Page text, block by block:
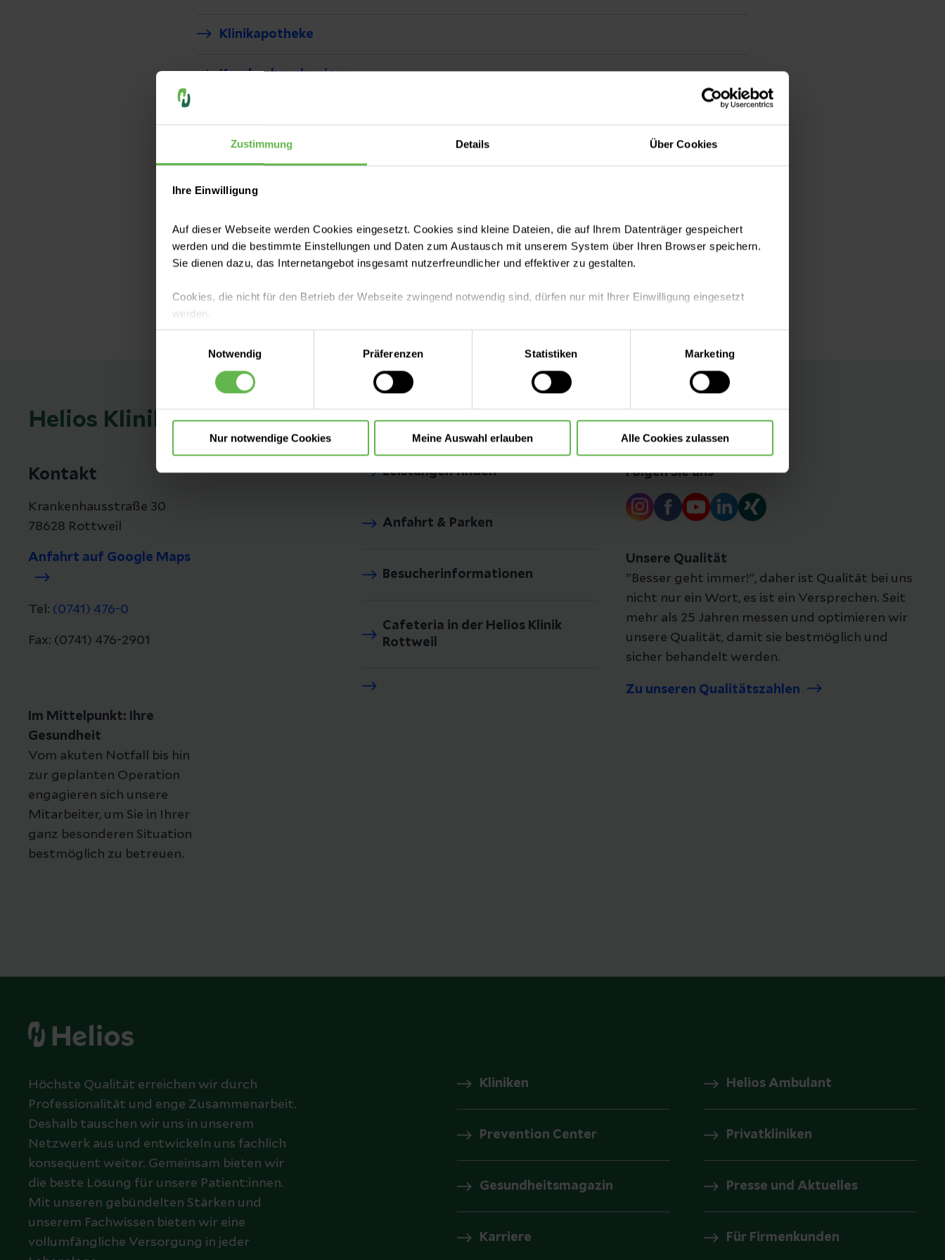
Zustimmung Details Über Cookies
Ihre Einwilligung
Auf dieser Webseite werden Cookies eingesetzt. Cookies sind kleine Dateien, die auf Ihrem Datenträger gespeichert
werden und die bestimmte Einstellungen und Daten zum Austausch mit unserem System über Ihren Browser speichern.
Sie dienen dazu, das Internetangebot insgesamt nutzerfreundlicher und effektiver zu gestalten.
Cookies, die nicht für den Betrieb der Webseite zwingend notwendig sind, dürfen nur mit Ihrer Einwilligung eingesetzt
werden.
Es steht Ihnen frei, unsere Seite mit nur den notwendigen Cookies zu benutzen, eine individuelle Auswahl hinsichtlich der
einzuwilligen. Ihre Auswahlentscheidung können Sie jederzeit ändern oder widerrufen.
Notwendig
Präferenzen Statistiken Marketing
Nur notwendige Cookies Meine Auswahl erlauben Alle Cookies zulassen
Klinikapotheke
Krankenhaushygiene
Orthopädie, Unfall- und Wirbelsäulenchirurgie
Palliativmedizin
Wirbelsäulenzentrum
Helios Klinik Rottweil
Kontakt
Krankenhausstraße 30
78628 Rottweil
Anfahrt auf Google Maps
Tel: (0741) 476-0
Fax: (0741) 476-2901
Im Mittelpunkt: Ihre
Gesundheit
Vom akuten Notfall bis hin
zur geplanten Operation
engagieren sich unsere
Mitarbeiter, um Sie in Ihrer
ganz besonderen Situation
bestmöglich zu betreuen.
Leistungen finden
Anfahrt & Parken
Besucherinformationen
Cafeteria in der Helios Klinik
Rottweil
Folgen Sie uns
Unsere Qualität
"Besser geht immer!", daher ist Qualität bei uns
nicht nur ein Wort, es ist ein Versprechen. Seit
mehr als 25 Jahren messen und optimieren wir
unsere Qualität, damit sie bestmöglich und
sicher behandelt werden.
Zu unseren Qualitätszahlen
Höchste Qualität erreichen wir durch
Professionalität und enge Zusammenarbeit.
Deshalb tauschen wir uns in unserem
Netzwerk aus und entwickeln uns fachlich
konsequent weiter. Gemeinsam bieten wir
die beste Lösung für unsere Patient:innen.
Mit unseren gebündelten Stärken und
unserem Fachwissen bieten wir eine
vollumfängliche Versorgung in jeder
Kliniken Helios Ambulant
Prevention Center Privatkliniken
Gesundheitsmagazin Presse und Aktuelles
Karriere Für Firmenkunden